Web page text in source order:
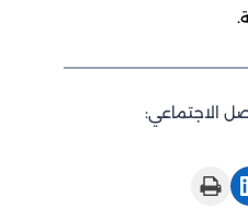
الاجتماعي:
Print this Page